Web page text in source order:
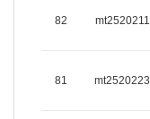
82 mt2520211
81 mt2520223